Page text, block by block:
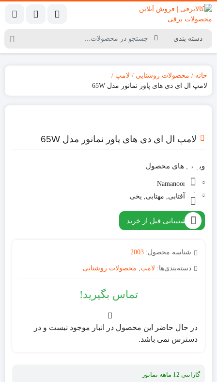
خانه محصولات روشنایی
لامپ
لامپ ال ای دی های پاور نمانور مدل 65W
لامپ ال ای دی های پاور نمانور مدل 65W
ویژگی های محصول
برند:
Namanoor
رنگ:
آفتابی, مهتابی, یخی
پشتیبانی قبل از خرید
شناسه محصول: 2003
دسته‌بندی‌ها: لامپ محصولات روشنایی
تماس بگیرید!
در حال حاضر این محصول در انبار موجود نیست و در
دسترس نمی باشد.
گارانتی 12 ماهه نمانور